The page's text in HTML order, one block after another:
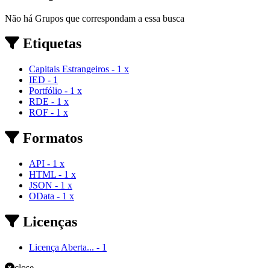
Não há Grupos que correspondam a essa busca
Etiquetas
Capitais Estrangeiros - 1 x
IED - 1
Portfólio - 1 x
RDE - 1 x
ROF - 1 x
Formatos
API - 1 x
HTML - 1 x
JSON - 1 x
OData - 1 x
Licenças
Licença Aberta... - 1